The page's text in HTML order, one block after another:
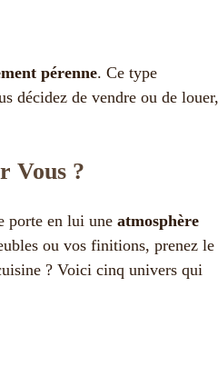
pérenne. Ce type
décidez de vendre ou de louer,
Vous ?
porte en lui une atmosphère
ou vos finitions, prenez le
? Voici cinq univers qui